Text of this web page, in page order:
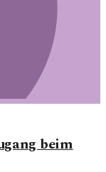
beim